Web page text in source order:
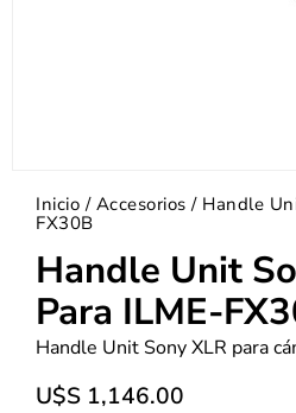
Inicio / Accesorios / Handle
FX30B
Handle Unit
Para ILME-
Handle Unit Sony XLR para
U$S 1,146.00